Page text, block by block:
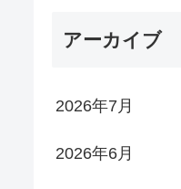
アーカイブ
2026年7月
2026年6月